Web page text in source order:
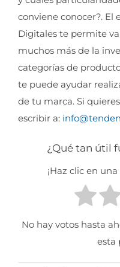
conviene conocer?. El
Digitales te permite
muchos más de la
categorías de
te puede ayudar
de tu marca. Si
escribir a:
¿Qué tan útil
¡Haz clic en
No hay votos hasta
esta